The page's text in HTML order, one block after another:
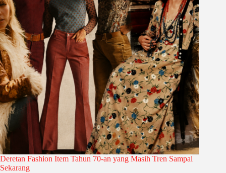
Deretan Fashion Item Tahun 70-an yang Masih Tren Sampai
Sekarang